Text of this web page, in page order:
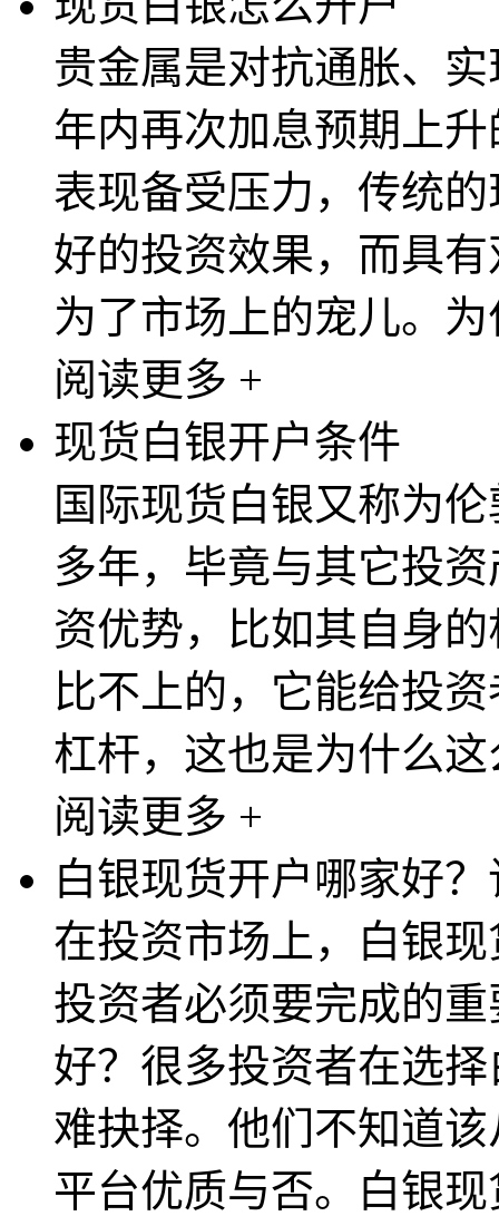
贵金属是对抗通胀、
年内再次加息预期上
表现备受压力，传统
好的投资效果，而具
为了市场上的宠儿。
阅读更多 +
现货白银开户条件
国际现货白银又称为
多年，毕竟与其它投
资优势，比如其自身
比不上的，它能给投
杠杆，这也是为什么
阅读更多 +
白银现货开户哪家好
在投资市场上，白银
投资者必须要完成的
好？很多投资者在选
难抉择。他们不知道
平台优质与否。白银